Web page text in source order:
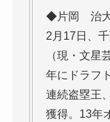
◆片岡 治大
2月17日、
（現・文星
年にドラフ
連続盗塁王
獲得。13年